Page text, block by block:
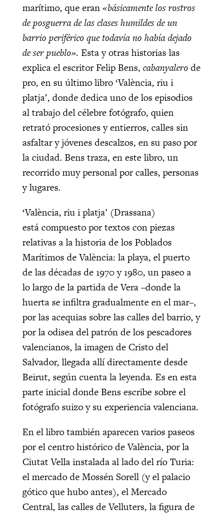
marítimo, que eran«básicamente los rostros
de posguerra de las clases humildes de un
barrio periférico que todavía no había dejado
de ser pueblo». Esta y otras historias las
explica el escritor Felip Bens, cabanyalero de
pro, en su último libro ‘València, riu i
platja’, donde dedica uno de los episodios
al trabajo del célebre fotógrafo, quien
retrató procesiones y entierros, calles sin
asfaltar y jóvenes descalzos, en su paso por
la ciudad. Bens traza, en este libro, un
recorrido muy personal por calles, personas
y lugares.
‘València, riu i platja’ (Drassana)
está compuesto por textos con piezas
relativas a la historia de los Poblados
Marítimos de València: la playa, el puerto
de las décadas de 1970 y 1980, un paseo a
lo largo de la partida de Vera –donde la
huerta se infiltra gradualmente en el mar–,
por las acequias sobre las calles del barrio, y
por la odisea del patrón de los pescadores
valencianos, la imagen de Cristo del
Salvador, llegada allí directamente desde
Beirut, según cuenta la leyenda. Es en esta
parte inicial donde Bens escribe sobre el
fotógrafo suizo y su experiencia valenciana.
En el libro también aparecen varios paseos
por el centro histórico de València, por la
Ciutat Vella instalada al lado del río Turia:
el mercado de Mossén Sorell (y el palacio
gótico que hubo antes), el Mercado
Central, las calles de Velluters, la figura de